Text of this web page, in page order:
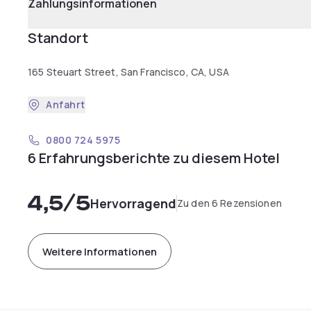
Zahlungsinformationen
Standort
165 Steuart Street, San Francisco, CA, USA
Anfahrt
0800 724 5975
6 Erfahrungsberichte zu diesem Hotel
4,5/5HervorragendZu den 6 Rezensionen
Weitere Informationen